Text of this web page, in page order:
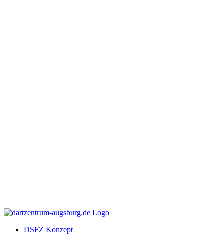
DSFZ Konzept